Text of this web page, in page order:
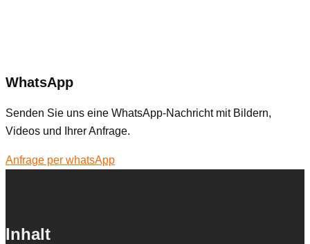
WhatsApp
Senden Sie uns eine WhatsApp-Nachricht mit Bildern,
Videos und Ihrer Anfrage.
Anfrage per whatsApp
Inhalt